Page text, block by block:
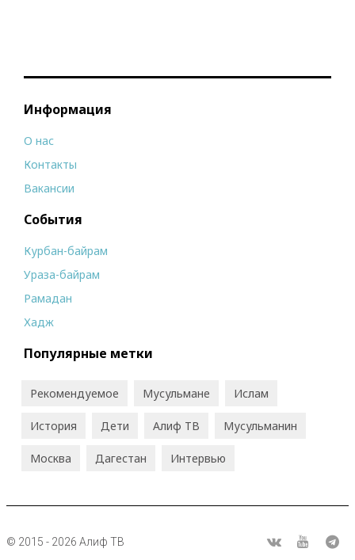
Информация
О нас
Контакты
Вакансии
События
Курбан-байрам
Ураза-байрам
Рамадан
Хадж
Популярные метки
Рекомендуемое Мусульмане Ислам
История Дети Алиф ТВ Мусульманин
Москва Дагестан Интервью
© 2015 - 2026 Алиф ТВ